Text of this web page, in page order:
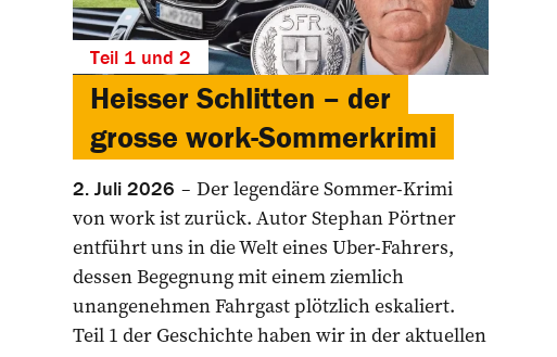
Teil 1 und 2
Heisser Schlitten – der
grosse work-Sommerkrimi
2. Juli 2026
Der legendäre Sommer-Krimi
von work ist zurück. Autor Stephan Pörtner
entführt uns in die Welt eines Uber-Fahrers,
dessen Begegnung mit einem ziemlich
unangenehmen Fahrgast plötzlich eskaliert.
Teil 1 der Geschichte haben wir in der aktuellen